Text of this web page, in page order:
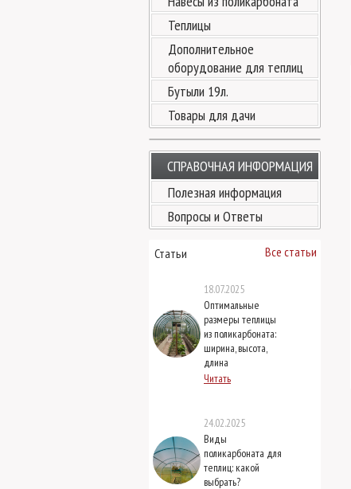
Теплицы
Дополнительное
оборудование для теплиц
Бутыли 19л.
Товары для дачи
СПРАВОЧНАЯ ИНФОРМАЦИЯ
Полезная информация
Вопросы и Ответы
Статьи Все статьи
18.07.2025
Оптимальные
размеры теплицы
из поликарбоната:
ширина, высота,
длина
Читать
24.02.2025
Виды
поликарбоната для
теплиц: какой
выбрать?